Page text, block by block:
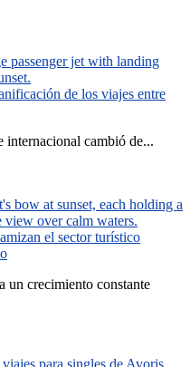
de los viajes entre
internacional cambió de...
el sector turístico
un crecimiento constante